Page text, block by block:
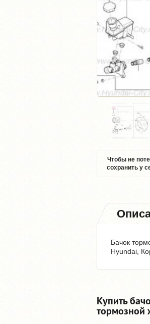
Чтобы не
сохранить у
Бачок
Hyundai,
Купить
тормозной